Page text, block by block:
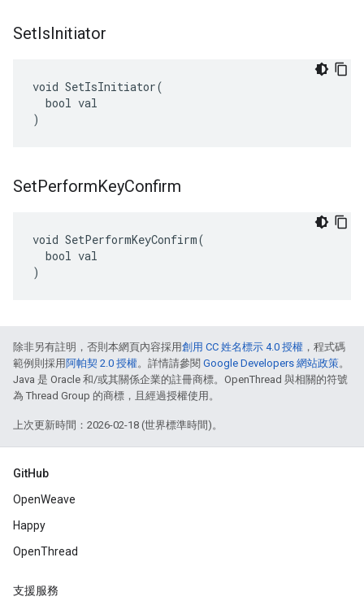
SetIsInitiator
void SetIsInitiator(
  bool val
)
SetPerformKeyConfirm
void SetPerformKeyConfirm(
  bool val
)
除非另有註明，否則本網頁內容採用創用 CC 姓名標示 4.0 授權 ，程式碼
範例則採用 阿帕契 2.0 授權。詳情請參閱 Google Developers 網站政策。
Java 是 Oracle 和/或其關係企業的註冊商標。OpenThread 與相關的符號
為 Thread Group 的商標，且經過授權使用。
上次更新時間：2026-02-18 (世界標準時間)。
GitHub
OpenWeave
Happy
OpenThread
支援服務